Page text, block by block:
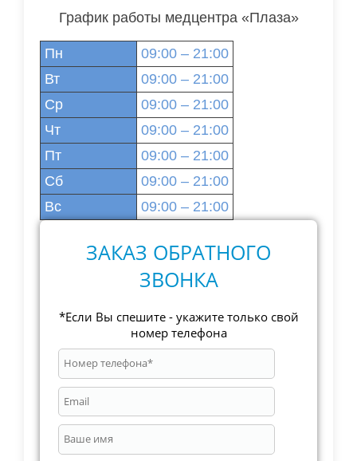
График работы медцентра «Плаза»
Пн
09:00 – 21:00
Вт
09:00 – 21:00
Ср
09:00 – 21:00
Чт
09:00 – 21:00
Пт
09:00 – 21:00
Сб
09:00 – 21:00
Вс
09:00 – 21:00
ЗАКАЗ ОБРАТНОГО
ЗВОНКА
*Если Вы спешите - укажите только свой
номер телефона